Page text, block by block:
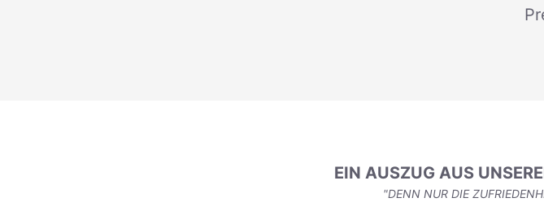
EIN AUSZUG AUS
"DENN NUR DIE